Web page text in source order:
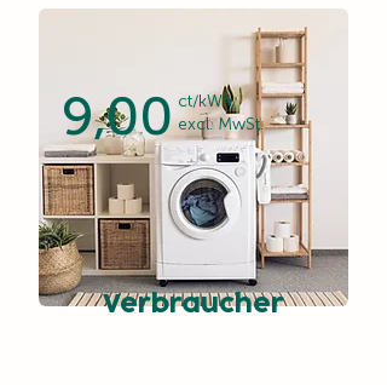
ct/kWh
excl. MwSt.
9,00
Verbraucher